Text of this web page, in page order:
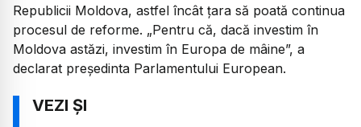
Republicii Moldova, astfel încât țara să poată continua
procesul de reforme. „Pentru că, dacă investim în
Moldova astăzi, investim în Europa de mâine”, a
declarat președinta Parlamentului European.